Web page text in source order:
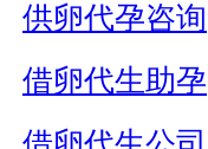
供卵代孕咨询
借卵代生助孕